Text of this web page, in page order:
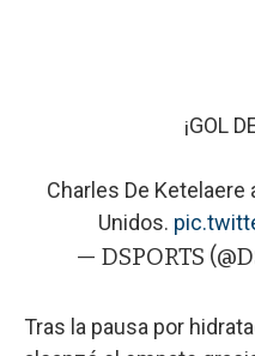
¡GOL
Charles De
Unidos.
— DSPORTS
Tras la pausa por